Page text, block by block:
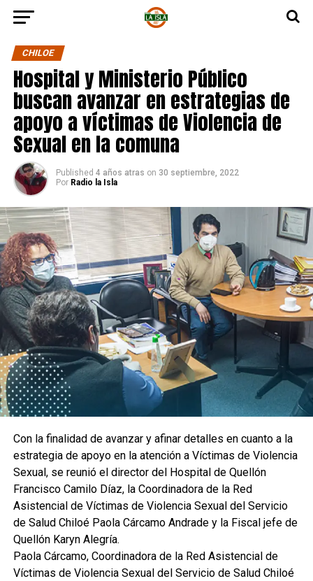
CHILOE
Hospital y Ministerio Público
buscan avanzar en estrategias de
apoyo a víctimas de Violencia de
Sexual en la comuna
Published 4 años atras on 30 septiembre, 2022
Por Radio la Isla
Con la finalidad de avanzar y afinar detalles en cuanto a la
estrategia de apoyo en la atención a Víctimas de Violencia
Sexual, se reunió el director del Hospital de Quellón
Francisco Camilo Díaz, la Coordinadora de la Red
Asistencial de Víctimas de Violencia Sexual del Servicio
de Salud Chiloé Paola Cárcamo Andrade y la Fiscal jefe de
Quellón Karyn Alegría.
Paola Cárcamo, Coordinadora de la Red Asistencial de
Víctimas de Violencia Sexual del Servicio de Salud Chiloé